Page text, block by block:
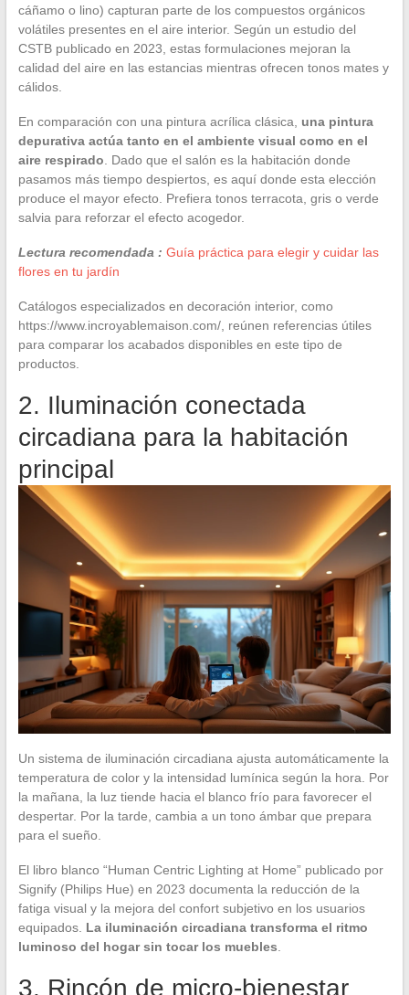
cáñamo o lino) capturan parte de los compuestos orgánicos
volátiles presentes en el aire interior. Según un estudio del
CSTB publicado en 2023, estas formulaciones mejoran la
calidad del aire en las estancias mientras ofrecen tonos mates y
cálidos.
En comparación con una pintura acrílica clásica, una pintura
depurativa actúa tanto en el ambiente visual como en el
aire respirado . Dado que el salón es la habitación donde
pasamos más tiempo despiertos, es aquí donde esta elección
produce el mayor efecto. Prefiera tonos terracota, gris o verde
salvia para reforzar el efecto acogedor.
Lectura recomendada : Guía práctica para elegir y cuidar las
flores en tu jardín
Catálogos especializados en decoración interior, como
https://www.incroyablemaison.com/, reúnen referencias útiles
para comparar los acabados disponibles en este tipo de
productos.
2. Iluminación conectada
circadiana para la habitación
principal
Un sistema de iluminación circadiana ajusta automáticamente la
temperatura de color y la intensidad lumínica según la hora. Por
la mañana, la luz tiende hacia el blanco frío para favorecer el
despertar. Por la tarde, cambia a un tono ámbar que prepara
para el sueño.
El libro blanco “Human Centric Lighting at Home” publicado por
Signify (Philips Hue) en 2023 documenta la reducción de la
fatiga visual y la mejora del confort subjetivo en los usuarios
equipados. La iluminación circadiana transforma el ritmo
luminoso del hogar sin tocar los muebles.
3. Rincón de micro-bienestar